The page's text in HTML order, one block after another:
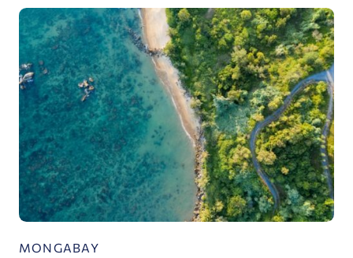
Ang karagatan ay nasa krisis. Isang bagong
MONGABAY